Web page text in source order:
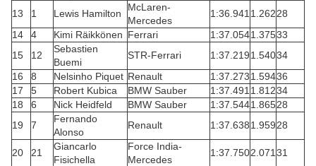
13
1 Lewis Hamilton
McLaren-
Mercedes
1:36.941 1.26228
14
4 Kimi Räikkönen Ferrari 1:37.0541.37533
15
12
Sebastien
Buemi
STR-Ferrari 1:37.2191.54034
16
8 Nelsinho Piquet Renault 1:37.2731.59436
17
5 Robert Kubica BMW Sauber 1:37.491 1.81234
18
6 Nick Heidfeld BMW Sauber 1:37.5441.86528
19
7
Fernando
Alonso
Renault 1:37.6381.95928
20 21
Giancarlo
Fisichella
Force India-
Mercedes
1:37.7502.071 31